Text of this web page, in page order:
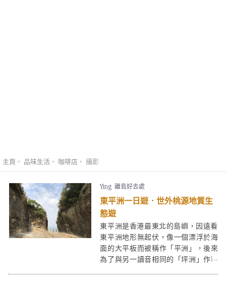
主頁 品味生活 咖啡店 攝影
Ying 離島好去處
東平洲一日遊．世外桃源地質生
態遊
東平洲是香港最東北的島嶼，因遠看
東平洲地形無起伏，像一個漂浮於海
面的大平板而被稱作「平洲」，後來
為了與另一讀音相同的「坪洲」作區